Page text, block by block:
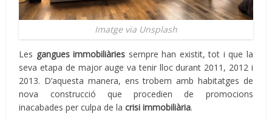
Imatge via Unsplash
Les gangues immobiliàries sempre han existit, tot i que la
seva etapa de major auge va tenir lloc durant 2011, 2012 i
2013. D’aquesta manera, ens trobem amb habitatges de
nova construcció que procedien de promocions
inacabades per culpa de lacrisi immobiliària.